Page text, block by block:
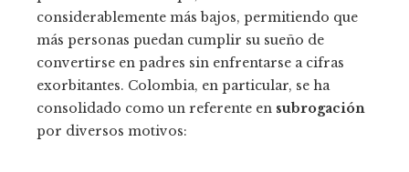
considerablemente más bajos, permitiendo que
más personas puedan cumplir su sueño de
convertirse en padres sin enfrentarse a cifras
exorbitantes. Colombia, en particular, se ha
consolidado como un referente en subrogación
por diversos motivos: